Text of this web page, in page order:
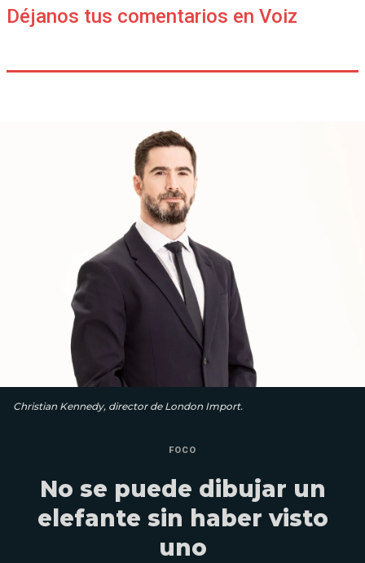
Déjanos tus comentarios en Voiz
Christian Kennedy, director de London Import.
FOCO
No se puede dibujar un
elefante sin haber visto
uno